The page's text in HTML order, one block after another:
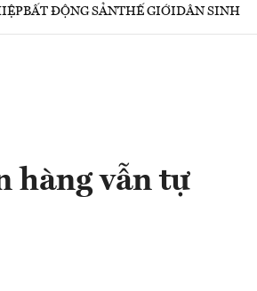
BẤT ĐỘNG SẢNTHẾ GIỚIDÂN SINH
hàng vẫn tự